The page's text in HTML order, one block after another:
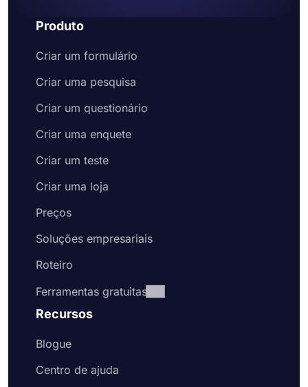
Produto
Criar um formulário
Criar uma pesquisa
Criar um questionário
Criar uma enquete
Criar um teste
Criar uma loja
Preços
Soluções empresariais
Roteiro
Ferramentas gratuitas
Recursos
Blogue
Centro de ajuda